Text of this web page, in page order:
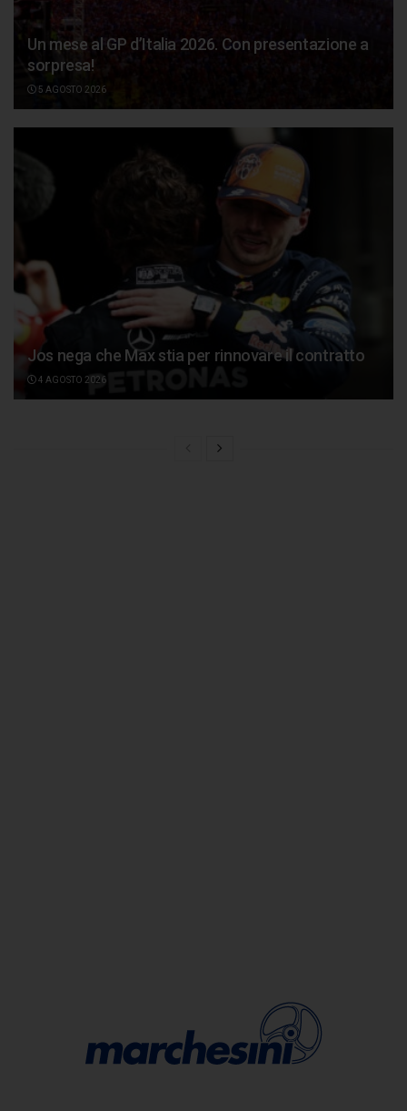
Un mese al GP d’Italia 2026. Con presentazione a
sorpresa!
5 AGOSTO 2026
Jos nega che Max stia per rinnovare il contratto
4 AGOSTO 2026